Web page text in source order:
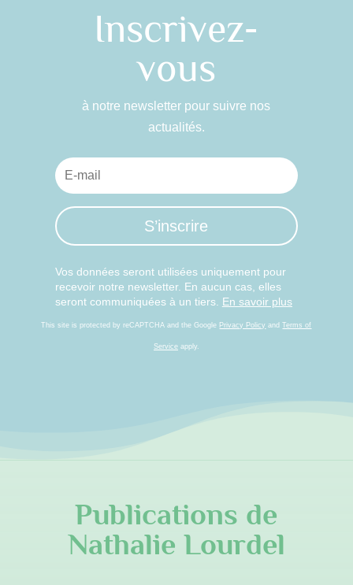
Inscrivez-
vous
à notre newsletter pour suivre nos
actualités.
S’inscrire
Vos données seront utilisées uniquement pour
recevoir notre newsletter. En aucun cas, elles
seront communiquées à un tiers. En savoir plus
This site is protected by reCAPTCHA and the Google Privacy Policy andTerms of
Serviceapply.
Publications de
Nathalie Lourdel